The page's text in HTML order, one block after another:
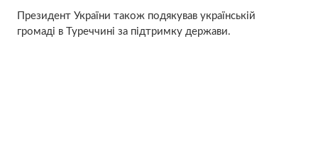
Президент України також подякував українській
громаді в Туреччині за підтримку держави.